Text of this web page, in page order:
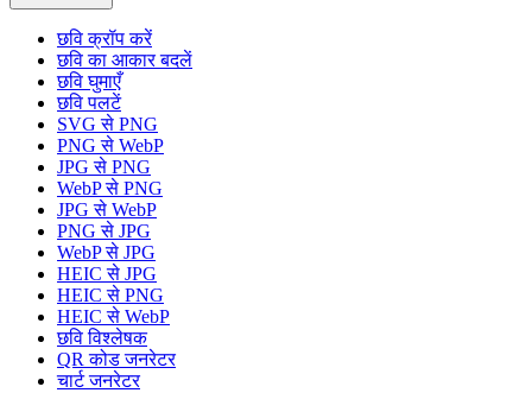
छवि क्रॉप करें
छवि का आकार बदलें
छवि घुमाएँ
छवि पलटें
SVG से PNG
PNG से WebP
JPG से PNG
WebP से PNG
JPG से WebP
PNG से JPG
WebP से JPG
HEIC से JPG
HEIC से PNG
HEIC से WebP
छवि विश्लेषक
QR कोड जनरेटर
चार्ट जनरेटर